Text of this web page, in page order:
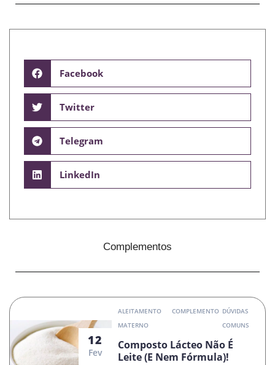
Facebook
Twitter
Telegram
LinkedIn
Complementos
12
Fev
ALEITAMENTO
MATERNO
COMPLEMENTO DÚVIDAS
COMUNS
Composto Lácteo Não É
Leite (e Nem Fórmula)!